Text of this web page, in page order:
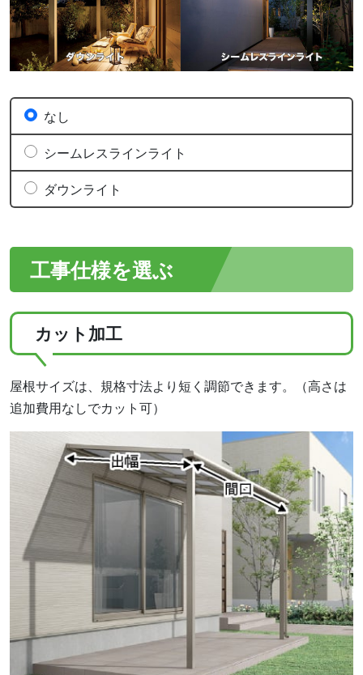
なし
シームレスラインライト
ダウンライト
工事仕様を選ぶ
カット加工
屋根サイズは、規格寸法より短く調節できます。（高さは
追加費用なしでカット可）